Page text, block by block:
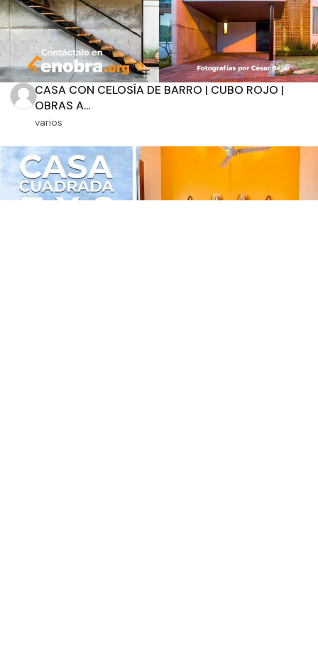
CASA CON CELOSÍA DE BARRO | CUBO ROJO |
OBRAS A...
varios